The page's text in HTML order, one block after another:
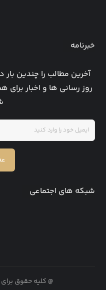
خبرنامه
آخرین مطالب را چندین بار
روز رسانی ها و اخبار
شبکه های اجتماعی
@ کلیه حقوق